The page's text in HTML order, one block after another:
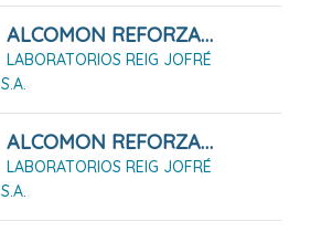
ALCOMON REFORZADO 70º SOLUCIÓN CUTÁNEA (1000ML)
LABORATORIOS REIG JOFRÉ
S.A.
ALCOMON REFORZADO 70º SOLUCIÓN CUTÁNEA (500ML)
LABORATORIOS REIG JOFRÉ
S.A.